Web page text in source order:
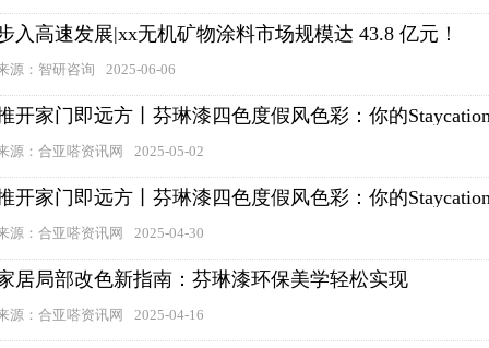
入高速发展|xx无机矿物涂料市场规模达 43.8 亿元！
源：智研咨询 2025-06-06
开家门即远方丨芬琳漆四色度假风色彩：你的
源：合亚嗒资讯网 2025-05-02
开家门即远方丨芬琳漆四色度假风色彩：你的
源：合亚嗒资讯网 2025-04-30
居局部改色新指南：芬琳漆环保美学轻松实现
源：合亚嗒资讯网 2025-04-16